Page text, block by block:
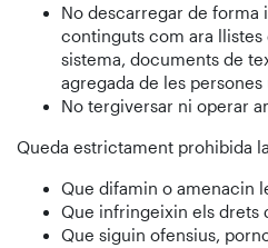
No descarregar de forma
continguts com ara llistes
sistema, documents de
agregada de les persones
No tergiversar ni operar
Queda estrictament prohibida
Que difamin o amenacin
Que infringeixin els drets
Que siguin ofensius,